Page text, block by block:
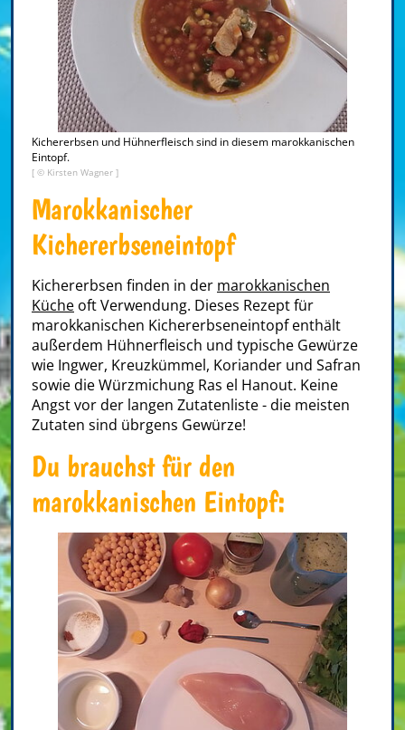
Kichererbsen und Hühnerfleisch sind in diesem marokkanischen
Eintopf.
[ © Kirsten Wagner ]
Marokkanischer
Kichererbseneintopf
Kichererbsen finden in der marokkanischen
Küche oft Verwendung. Dieses Rezept für
marokkanischen Kichererbseneintopf enthält
außerdem Hühnerfleisch und typische Gewürze
wie Ingwer, Kreuzkümmel, Koriander und Safran
sowie die Würzmichung Ras el Hanout. Keine
Angst vor der langen Zutatenliste - die meisten
Zutaten sind übrgens Gewürze!
Du brauchst für den
marokkanischen Eintopf: